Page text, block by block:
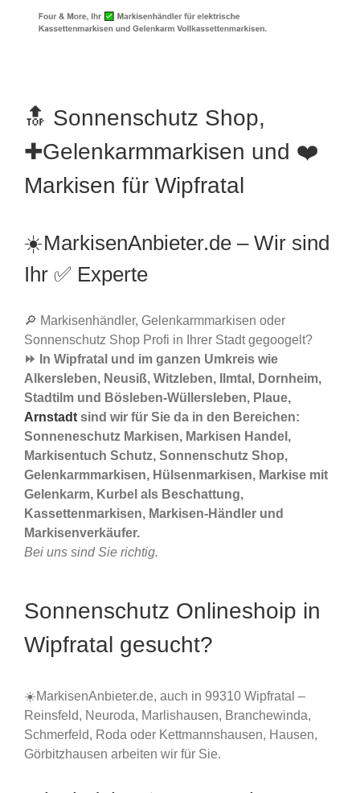
🔝 Sonnenschutz Shop,
✚Gelenkarmmarkisen und ❤️
Markisen für Wipfratal
☀️MarkisenAnbieter.de – Wir sind
Ihr ✅ Experte
🔎 Markisenhändler, Gelenkarmmarkisen oder
Sonnenschutz Shop Profi in Ihrer Stadt gegoogelt?
⏩ In Wipfratal und im ganzen Umkreis wie
Alkersleben, Neusiß, Witzleben, Ilmtal, Dornheim,
Stadtilm und Bösleben-Wüllersleben, Plaue,
Arnstadt sind wir für Sie da in den Bereichen:
Sonneneschutz Markisen, Markisen Handel,
Markisentuch Schutz, Sonnenschutz Shop,
Gelenkarmmarkisen, Hülsenmarkisen, Markise mit
Gelenkarm, Kurbel als Beschattung,
Kassettenmarkisen, Markisen-Händler und
Markisenverkäufer.
Bei uns sind Sie richtig.
Sonnenschutz Onlineshoip in
Wipfratal gesucht?
☀️MarkisenAnbieter.de, auch in 99310 Wipfratal –
Reinsfeld, Neuroda, Marlishausen, Branchewinda,
Schmerfeld, Roda oder Kettmannshausen, Hausen,
Görbitzhausen arbeiten wir für Sie.